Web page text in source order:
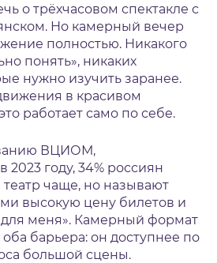
о трёхчасовом спектакле с
Но камерный вечер
полностью. Никакого
понять», никаких
нужно изучить заранее.
в красивом
работает само по себе.
ВЦИОМ,
году, 34% россиян
театр чаще, но называют
высокую цену билетов и
меня». Камерный формат
барьера: он доступнее по
большой сцены.